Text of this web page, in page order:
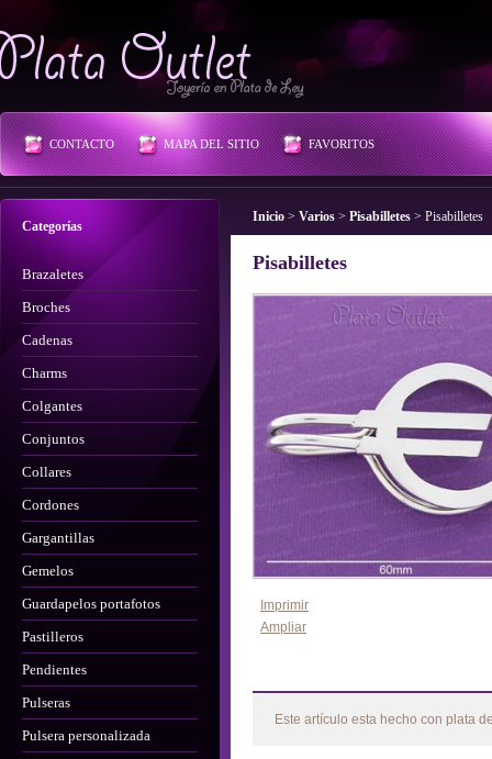
CONTACTO MAPA DEL SITIO FAVORITOS
Categorías
Brazaletes
Broches
Cadenas
Charms
Colgantes
Conjuntos
Collares
Cordones
Gargantillas
Gemelos
Guardapelos portafotos
Pastilleros
Pendientes
Pulseras
Pulsera personalizada
Inicio > Varios > Pisabilletes > Pisabilletes
Pisabilletes
Imprimir
Ampliar
Este artículo esta hecho con plata